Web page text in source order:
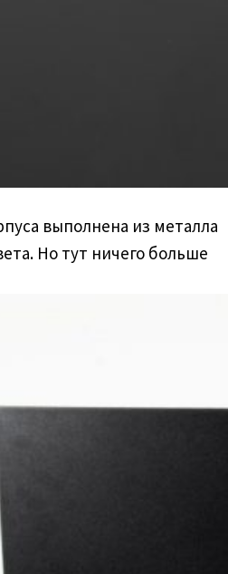
выполнена из металла
Но тут ничего больше